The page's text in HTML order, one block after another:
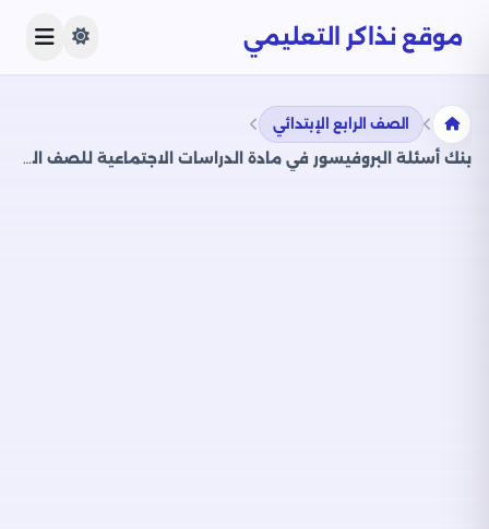
موقع نذاكر التعليمي
الصف الرابع الإبتدائي
بنك أسئلة البروفيسور في مادة الدراسات الاجتماعية للصف الرابع الابتدائي الترم الثاني علي مقرر شهر فبراير بصيغة PDF